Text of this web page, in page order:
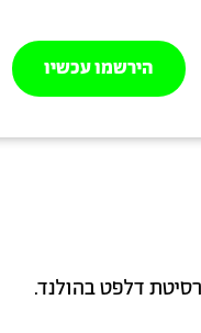
הירשמו עכשיו
דלפט בהולנד.